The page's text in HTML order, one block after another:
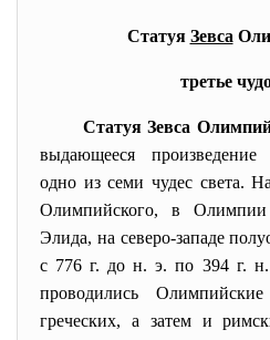
Статуя Зевса
третье
СтатуяЗевса
выдающееся произведение
одно изсеми чудес света.
Олимпийского, в
Элида, на северо-западе
с 776 г. до н. э. по 394 г.
проводились
греческих, а затем и